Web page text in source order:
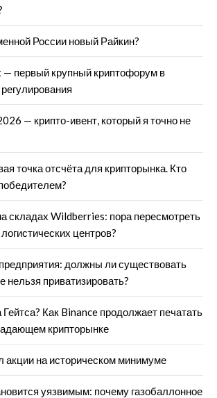
России новый Райкин?
— первый крупный криптофорум в
— крипто-ивент, который я точно не
точка отсчёта для крипторынка. Кто
складах Wildberries: пора пересмотреть
центров?
должны ли существовать
нельзя приватизировать?
Как Binance продолжает печатать
крипторынке
акции на историческом минимуме
уязвимым: почему газобаллонное